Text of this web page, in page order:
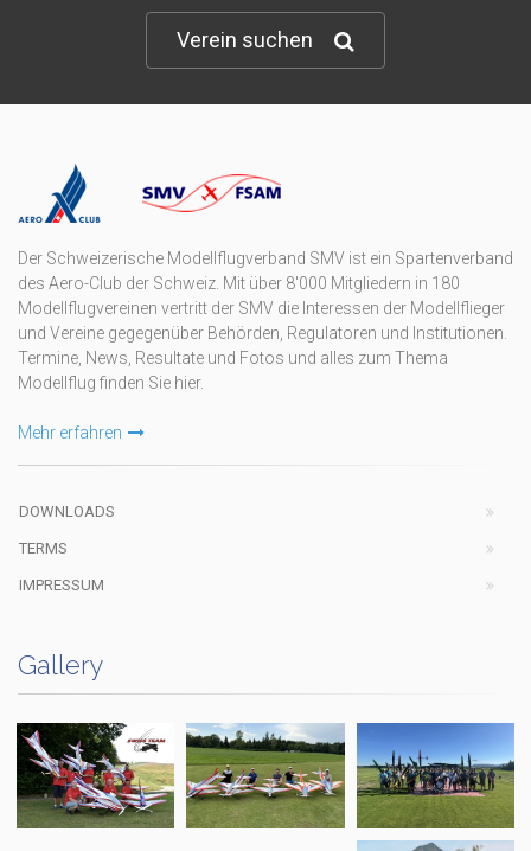
Verein suchen
Der Schweizerische Modellflugverband SMV ist ein Spartenverband
des Aero-Club der Schweiz. Mit über 8'000 Mitgliedern in 180
Modellflugvereinen vertritt der SMV die Interessen der Modellflieger
und Vereine gegegenüber Behörden, Regulatoren und Institutionen.
Termine, News, Resultate und Fotos und alles zum Thema
Modellflug finden Sie hier.
Mehr erfahren
DOWNLOADS
TERMS
IMPRESSUM
Gallery